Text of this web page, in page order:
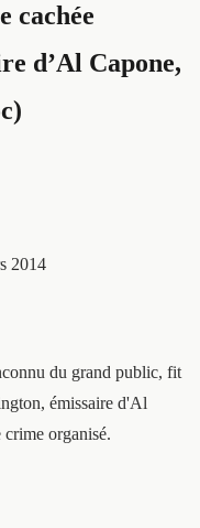
cachée
d’Al Capone,
2014
du grand public, fit
émissaire d'Al
organisé.